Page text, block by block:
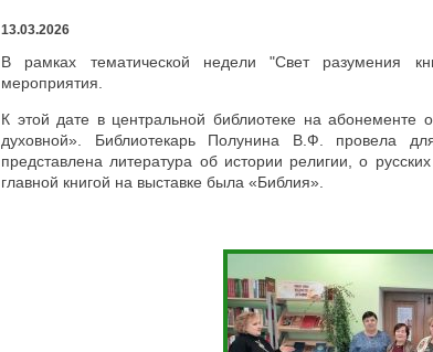
13.03.2026
В рамках тематической недели "Свет разумения
мероприятия.
К этой дате в центральной библиотеке на
духовной». Библиотекарь Полунина В.Ф. провела
представлена литература об истории религии, о
главной книгой на выставке была «Библия».